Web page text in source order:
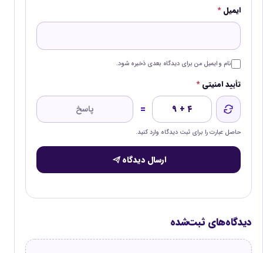
ایمیل*
نام و ایمیل من برای دیدگاه بعدی ذخیره شود.
تأیید امنیتی*
۹ + ۴ =
حاصل عبارت را برای ثبت دیدگاه وارد کنید.
ارسال دیدگاه
دیدگاه‌های ثبت‌شده